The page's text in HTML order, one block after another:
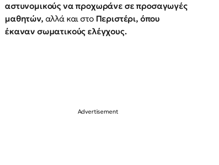
αστυνομικούς να προχωράνε σε προσαγωγές
μαθητών, αλλά και στο Περιστέρι, όπου
έκαναν σωματικούς ελέγχους.